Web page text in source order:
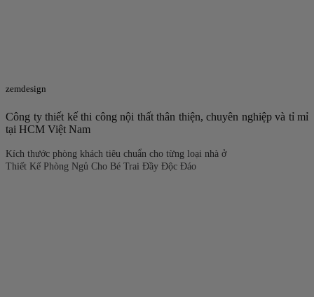
zemdesign
Công ty thiết kế thi công nội thất thân thiện, chuyên nghiệp và tỉ mỉ
tại HCM Việt Nam
Kích thước phòng khách tiêu chuẩn cho từng loại nhà ở
Thiết Kế Phòng Ngủ Cho Bé Trai Đầy Độc Đáo